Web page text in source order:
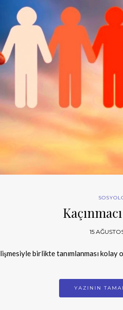
15
birlikte tanımlanması kolay
YAZININ